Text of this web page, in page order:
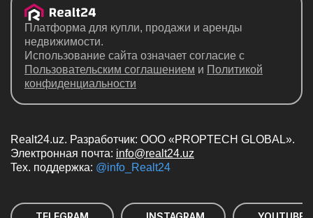
Платформа для купли, продажи и аренды
недвижимости.
Использование сайта означает согласие с
Пользовательским соглашением и Политикой
конфиденциальности
Realt24.uz. Разработчик: ООО «PROPTECH GLOBAL».
Электронная почта: info@realt24.uz
Teх. поддержка: @info_Realt24